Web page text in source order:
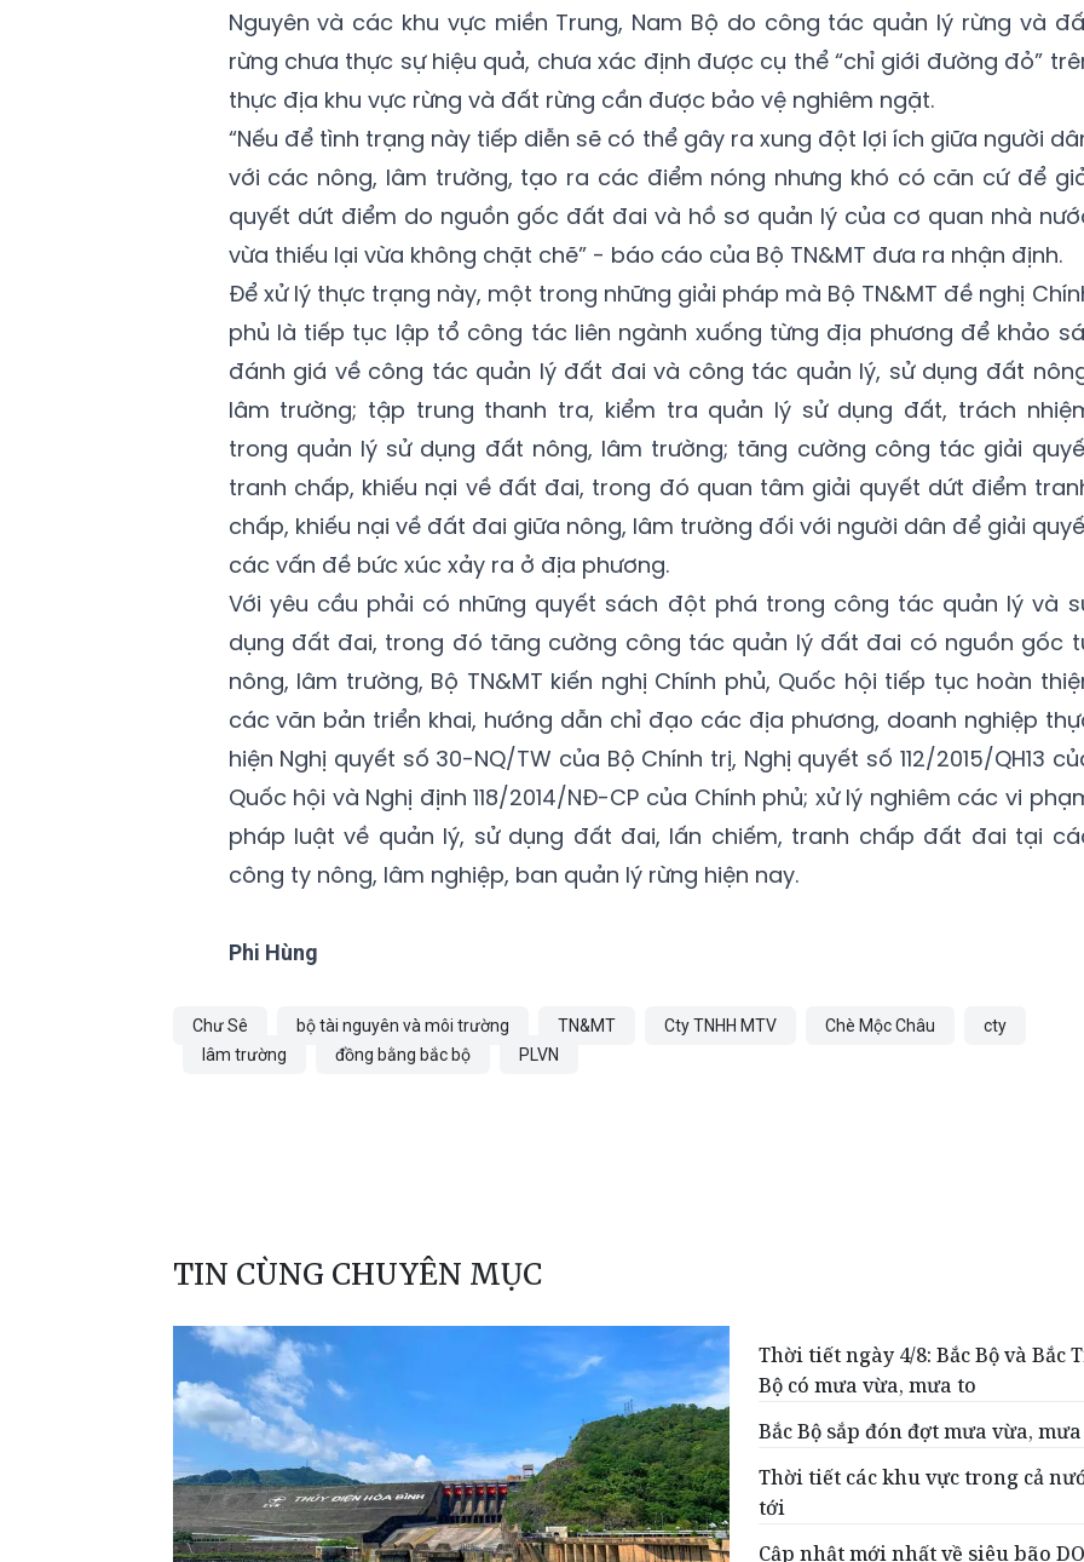
Nguyên và các khu vực miền Trung, Nam Bộ do công tác quản lý rừng và
rừng chưa thực sự hiệu quả, chưa xác định được cụ thể “chỉ giới đường đỏ”
thực địa khu vực rừng và đất rừng cần được bảo vệ nghiêm ngặt.
“Nếu để tình trạng này tiếp diễn sẽ có thể gây ra xung đột lợi ích giữa người
với các nông, lâm trường, tạo ra các điểm nóng nhưng khó có căn cứ để
quyết dứt điểm do nguồn gốc đất đai và hồ sơ quản lý của cơ quan nhà
vừa thiếu lại vừa không chặt chẽ” - báo cáo của Bộ TN&MT đưa ra nhận định.
Để xử lý thực trạng này, một trong những giải pháp mà Bộ TN&MT đề nghị
phủ là tiếp tục lập tổ công tác liên ngành xuống từng địa phương để khảo
đánh giá về công tác quản lý đất đai và công tác quản lý, sử dụng đất
lâm trường; tập trung thanh tra, kiểm tra quản lý sử dụng đất, trách
trong quản lý sử dụng đất nông, lâm trường; tăng cường công tác giải
tranh chấp, khiếu nại về đất đai, trong đó quan tâm giải quyết dứt điểm
chấp, khiếu nại về đất đai giữa nông, lâm trường đối với người dân để giải
các vấn đề bức xúc xảy ra ở địa phương.
Với yêu cầu phải có những quyết sách đột phá trong công tác quản lý và
dụng đất đai, trong đó tăng cường công tác quản lý đất đai có nguồn gốc
nông, lâm trường, Bộ TN&MT kiến nghị Chính phủ, Quốc hội tiếp tục hoàn
các văn bản triển khai, hướng dẫn chỉ đạo các địa phương, doanh nghiệp
hiện Nghị quyết số 30-NQ/TW của Bộ Chính trị, Nghị quyết số 112/2015/QH13
Quốc hội và Nghị định 118/2014/NĐ-CP của Chính phủ; xử lý nghiêm các vi
pháp luật về quản lý, sử dụng đất đai, lấn chiếm, tranh chấp đất đai tại
công ty nông, lâm nghiệp, ban quản lý rừng hiện nay.
Phi Hùng
Chư Sê bộ tài nguyên và môi trường TN&MT Cty TNHH MTV Chè Mộc Châu
cty
lâm trường
đồng bằng bắc bộ PLVN
TIN CÙNG CHUYÊN MỤC
Thời tiết ngày 4/8: Bắc Bộ và Bắc
Bộ có mưa vừa, mưa to
Bắc Bộ sắp đón đợt mưa vừa,
Thời tiết các khu vực trong cả
tới
Cập nhật mới nhất về siêu bão